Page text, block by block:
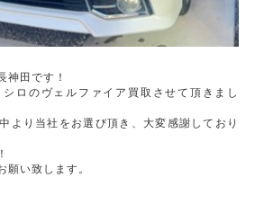
神田です！
ロのヴェルファイア買取させて頂きまし
より当社をお選び頂き、大変感謝しており
願い致します。